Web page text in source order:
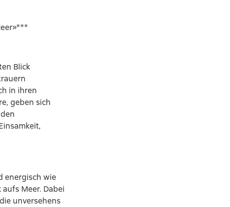
Blick
in ihren
geben sich
energisch wie
Meer. Dabei
unversehens